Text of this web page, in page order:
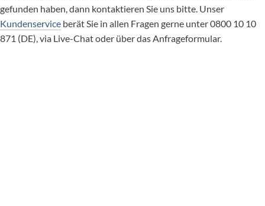
gefunden haben, dann kontaktieren Sie uns bitte. Unser
Kundenservice berät Sie in allen Fragen gerne unter 0800 10 10
871 (DE), via Live-Chat oder über das Anfrageformular.